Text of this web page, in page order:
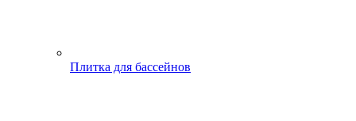
Плитка для бассейнов